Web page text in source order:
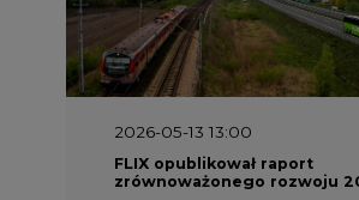
2026-05-13 13:00
FLIX opublikował raport
zrównoważonego rozwoju